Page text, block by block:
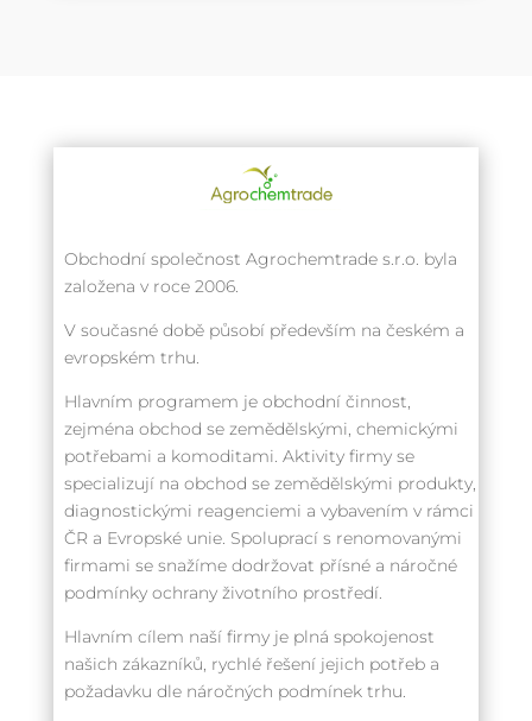
Obchodní společnost Agrochemtrade s.r.o. byla
založena v roce 2006.
V současné době působí především na českém a
evropském trhu.
Hlavním programem je obchodní činnost,
zejména obchod se zemědělskými, chemickými
potřebami a komoditami. Aktivity firmy se
specializují na obchod se zemědělskými produkty,
diagnostickými reagenciemi a vybavením v rámci
ČR a Evropské unie. Spoluprací s renomovanými
firmami se snažíme dodržovat přísné a náročné
podmínky ochrany životního prostředí.
Hlavním cílem naší firmy je plná spokojenost
našich zákazníků, rychlé řešení jejich potřeb a
požadavku dle náročných podmínek trhu.